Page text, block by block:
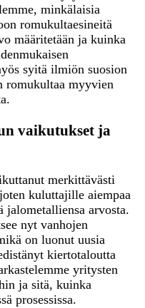
minkälaisia
romukultaesineitä
määritetään ja kuinka
syitä ilmiön suosion
romukultaa myyvien
vaikutukset ja
merkittävästi
kuluttajille aiempaa
jalometalliensa arvosta.
nyt vanhojen
on luonut uusia
kiertotaloutta
yritysten
ja sitä, kuinka
prosessissa.